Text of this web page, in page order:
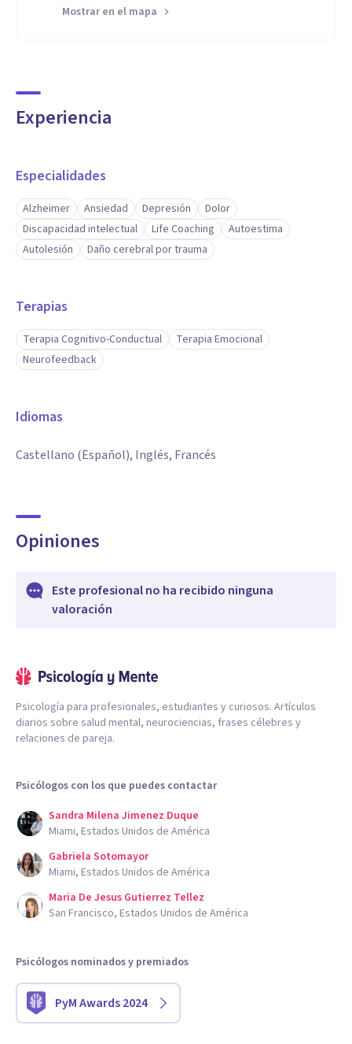
Mostrar en el mapa
Experiencia
Especialidades
Alzheimer Ansiedad Depresión
Dolor
Discapacidad intelectual
Life Coaching
Autoestima
Autolesión
Daño cerebral por trauma
Terapias
Terapia Cognitivo-Conductual
Terapia Emocional
Neurofeedback
Idiomas
Castellano (Español), Inglés, Francés
Opiniones
Este profesional no ha recibido ninguna
valoración
Psicología para profesionales, estudiantes y curiosos. Artículos
diarios sobre salud mental, neurociencias, frases célebres y
relaciones de pareja.
Psicólogos con los que puedes contactar
Sandra Milena Jimenez Duque
Miami, Estados Unidos de América
Gabriela Sotomayor
Miami, Estados Unidos de América
Maria De Jesus Gutierrez Tellez
San Francisco, Estados Unidos de América
Psicólogos nominados y premiados
PyM Awards 2024